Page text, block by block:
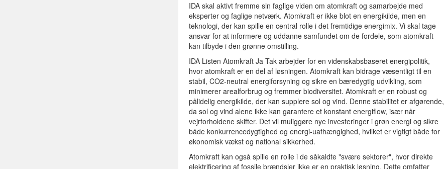
IDA skal aktivt fremme sin faglige viden om atomkraft og samarbejde med
eksperter og faglige netværk. Atomkraft er ikke blot en energikilde, men en
teknologi, der kan spille en central rolle i det fremtidige energimix. Vi skal tage
ansvar for at informere og uddanne samfundet om de fordele, som atomkraft
kan tilbyde i den grønne omstilling.
IDA Listen Atomkraft Ja Tak arbejder for en videnskabsbaseret energipolitik,
hvor atomkraft er en del af løsningen. Atomkraft kan bidrage væsentligt til en
stabil, CO2-neutral energiforsyning og sikre en bæredygtig udvikling, som
minimerer arealforbrug og fremmer biodiversitet. Atomkraft er en robust og
pålidelig energikilde, der kan supplere sol og vind. Denne stabilitet er afgørende,
da sol og vind alene ikke kan garantere et konstant energiflow, især når
vejrforholdene skifter. Det vil muliggøre nye investeringer i grøn energi og sikre
både konkurrencedygtighed og energi-uafhængighed, hvilket er vigtigt både for
økonomisk vækst og national sikkerhed.
Atomkraft kan også spille en rolle i de såkaldte "svære sektorer", hvor direkte
elektrificering af fossile brændsler ikke er en praktisk løsning. Dette omfatter